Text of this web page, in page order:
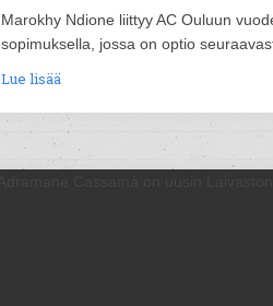
Marokhy Ndione liittyy AC Ouluun
sopimuksella, jossa on optio
Lue lisää